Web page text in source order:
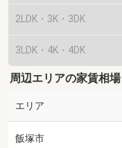
2LDK・3K・3DK
3LDK・4K・4DK
周辺エリアの家賃相場
エリア
飯塚市